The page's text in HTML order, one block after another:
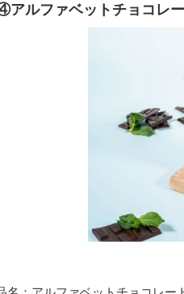
アルファベットチョコレ